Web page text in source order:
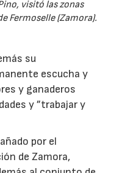
visitó las zonas
Fermoselle (Zamora).
su
escucha y
y ganaderos
y ”trabajar y
por el
de Zamora,